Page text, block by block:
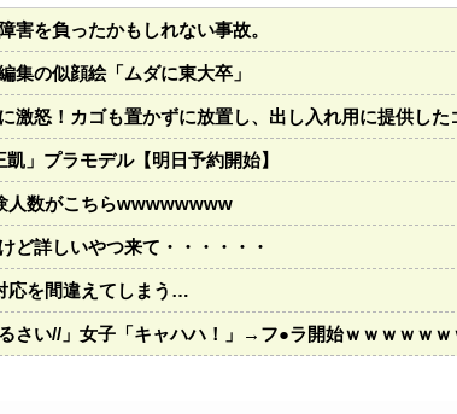
害を負ったかもしれない事故。
集の似顔絵「ムダに東大卒」
激怒！カゴも置かずに放置し、出し入れ用に提供
」プラモデル【明日予約開始】
人数がこちらwwwwwwww
ど詳しいやつ来て・・・・・・
応を間違えてしまう…
さい//」女子「キャハハ！」→フ●ラ開始ｗｗｗｗｗ